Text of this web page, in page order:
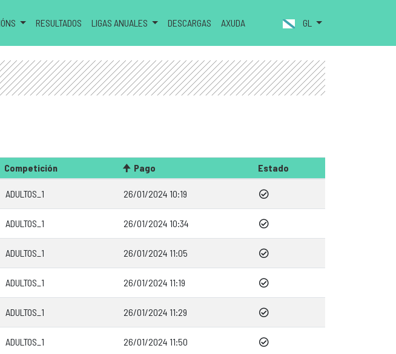
RESULTADOS LIGAS ANUALES DESCARGAS AXUDA GL
Competición Pago Estado
ADULTOS_1 26/01/2024 10:19
ADULTOS_1 26/01/2024 10:34
ADULTOS_1 26/01/2024 11:05
ADULTOS_1 26/01/2024 11:19
ADULTOS_1 26/01/2024 11:29
ADULTOS_1 26/01/2024 11:50